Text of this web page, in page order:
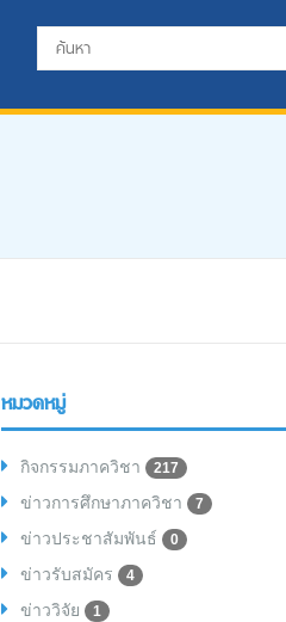
หมวดหมู่
กิจกรรมภาควิชา 217
ข่าวการศึกษาภาควิชา 7
ข่าวประชาสัมพันธ์ 0
ข่าวรับสมัคร 4
ข่าววิจัย 1